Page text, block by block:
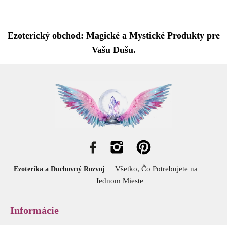
Ezoterický obchod: Magické a Mystické Produkty pre
Vašu Dušu.
Ezoterika a Duchovný Rozvoj
Všetko, Čo Potrebujete na
Jednom Mieste
Informácie